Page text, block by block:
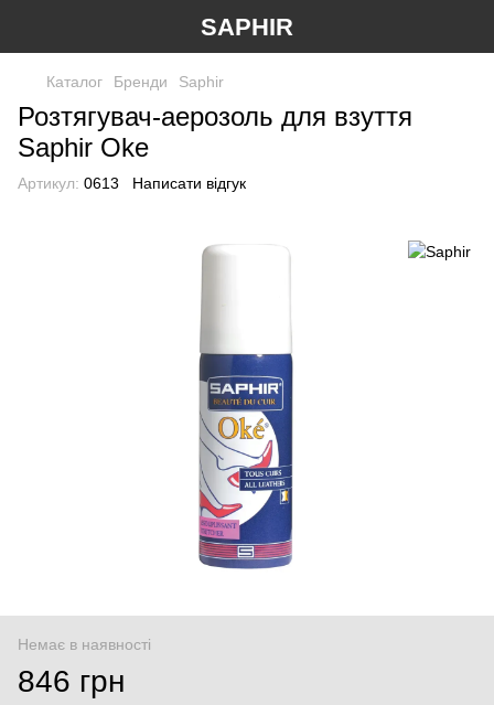
SAPHIR
Каталог Бренди Saphir
Розтягувач-аерозоль для взуття
Saphir Oke
Артикул: 0613 Написати відгук
Немає в наявності
846 грн